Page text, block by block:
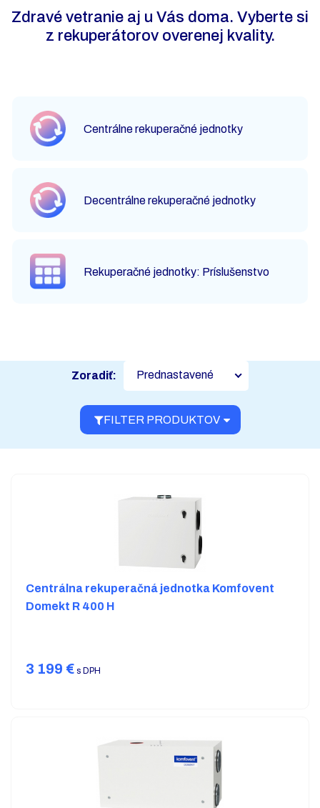
Zdravé vetranie aj u Vás doma. Vyberte si
z rekuperátorov overenej kvality.
Centrálne rekuperačné jednotky
Decentrálne rekuperačné jednotky
Rekuperačné jednotky: Príslušenstvo
FILTER PRODUKTOV
Zoradiť: Prednastavené
Centrálna rekuperačná jednotka Komfovent
Domekt R 400 H
3 199 € s DPH